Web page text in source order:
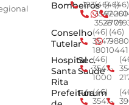
Bombeiros
193(46)
3547-
3528
(46)
4779
(46)
Conselho
Tutelar
(46)
3547-
1801
(46)
0441
Hospital
Santa
Rita
Sec.
Saúde
(46)
3547-
1000
Prefeitura
Fórum
(46)
3547-